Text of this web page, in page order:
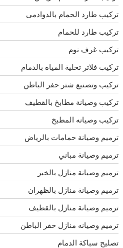
تركيب طارد الحمام بالدوادمى
تركيب طارد للحمام
تركيب غرف نوم
تركيب فلاتر تحلية المياه بالدمام
تركيب وتصنيع شتر حفر الباطن
تركيب وصيانة مطابخ بالقطيف
تركيب وصيانه المطبخ
ترميم وصيانة حمامات بالرياض
ترميم وصيانة مباني
ترميم وصيانة منازل بالخبر
ترميم وصيانة منازل بالظهران
ترميم وصيانة منازل بالقطيف
ترميم وصيانه منازل حفر الباطن
تصليح سباكة الدمام